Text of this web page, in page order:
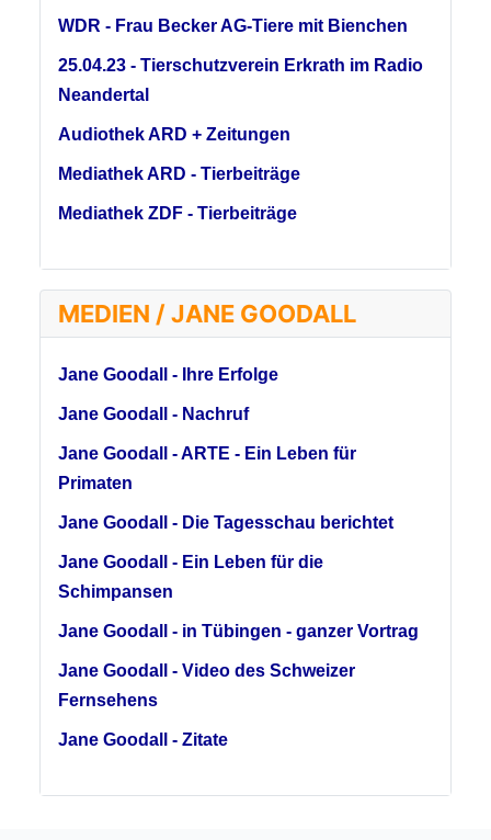
WDR - Frau Becker AG-Tiere mit Bienchen
25.04.23 - Tierschutzverein Erkrath im Radio
Neandertal
Audiothek ARD + Zeitungen
Mediathek ARD - Tierbeiträge
Mediathek ZDF - Tierbeiträge
MEDIEN / JANE GOODALL
Jane Goodall - Ihre Erfolge
Jane Goodall - Nachruf
Jane Goodall - ARTE - Ein Leben für
Primaten
Jane Goodall - Die Tagesschau berichtet
Jane Goodall - Ein Leben für die
Schimpansen
Jane Goodall - in Tübingen - ganzer Vortrag
Jane Goodall - Video des Schweizer
Fernsehens
Jane Goodall - Zitate